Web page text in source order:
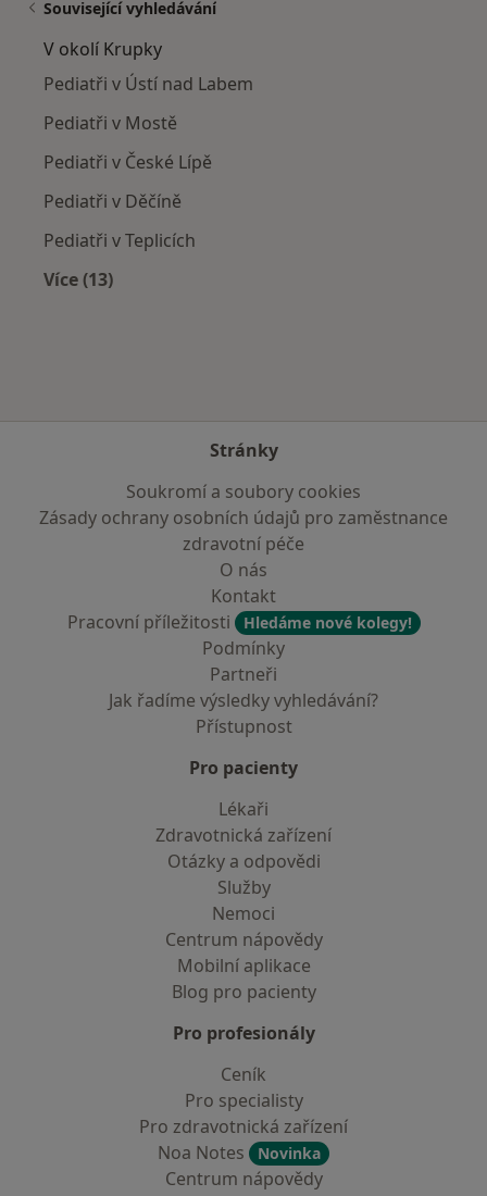
Související vyhledávání
V okolí Krupky
Pediatři v Ústí nad Labem
Pediatři v Mostě
Pediatři v České Lípě
Pediatři v Děčíně
Pediatři v Teplicích
Více (13)
Stránky
Soukromí a soubory cookies
Zásady ochrany osobních údajů pro zaměstnance
zdravotní péče
O nás
Kontakt
Pracovní příležitosti
Hledáme nové kolegy!
Podmínky
Partneři
Jak řadíme výsledky vyhledávání?
Přístupnost
Pro pacienty
Lékaři
Zdravotnická zařízení
Otázky a odpovědi
Služby
Nemoci
Centrum nápovědy
Mobilní aplikace
Blog pro pacienty
Pro profesionály
Ceník
Pro specialisty
Pro zdravotnická zařízení
Noa Notes
Novinka
Centrum nápovědy